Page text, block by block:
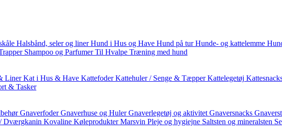
Halsbånd, seler og liner Hund i Hus og Have Hund på tur Hunde- og kattelemme
Shampoo og Parfumer Til Hvalpe Træning med hund
Liner Kat i Hus & Have Kattefoder Kattehuler / Senge & Tæpper Kattelegetøj
& Tasker
Gnaverfoder Gnaverhuse og Huler Gnaverlegetøj og aktivitet Gnaversnacks
Dværgkanin Kovaline Køleprodukter Marsvin Pleje og hygiejne Saltsten og mineralsten